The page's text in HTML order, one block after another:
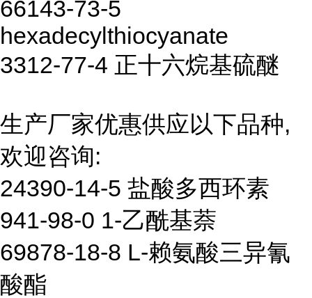
66143-73-5
hexadecylthiocyanate
3312-77-4 正十六烷基硫醚
生产厂家优惠供应以下品种,
欢迎咨询:
24390-14-5 盐酸多西环素
941-98-0 1-乙酰基萘
69878-18-8 L-赖氨酸三异氰
酸酯